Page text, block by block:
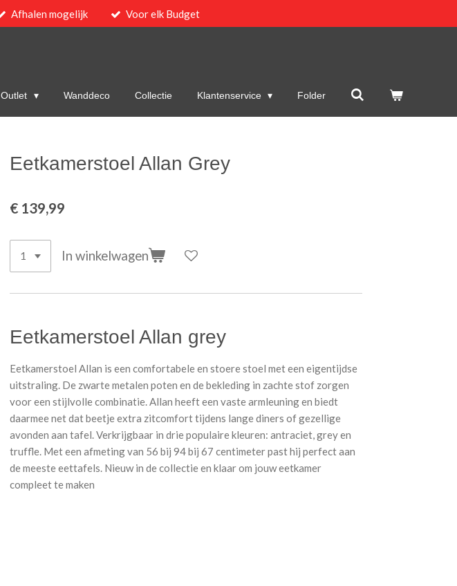
Afhalen mogelijk Voor elk Budget
Outlet Wanddeco Collectie Klantenservice Folder
Eetkamerstoel Allan Grey
€ 139,99
In winkelwagen
Eetkamerstoel Allan grey
Eetkamerstoel Allan is een comfortabele en stoere stoel met een eigentijdse
uitstraling. De zwarte metalen poten en de bekleding in zachte stof zorgen
voor een stijlvolle combinatie. Allan heeft een vaste armleuning en biedt
daarmee net dat beetje extra zitcomfort tijdens lange diners of gezellige
avonden aan tafel. Verkrijgbaar in drie populaire kleuren: antraciet, grey en
truffle. Met een afmeting van 56 bij 94 bij 67 centimeter past hij perfect aan
de meeste eettafels. Nieuw in de collectie en klaar om jouw eetkamer
compleet te maken